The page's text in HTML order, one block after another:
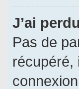
J’ai
Pas de
récupéré,